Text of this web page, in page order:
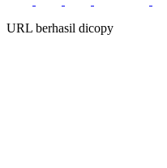
URL berhasil dicopy